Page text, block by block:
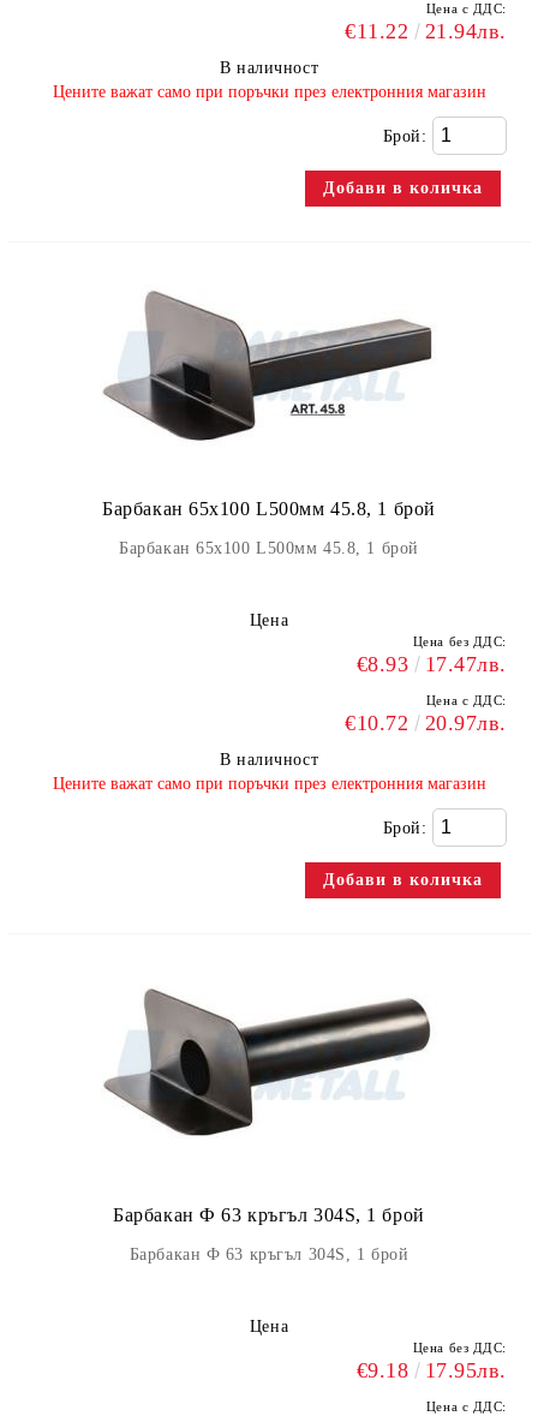
Цена с ДДС:
€11.22 21.94лв.
В наличност
​Цените важат само при поръчки през електронния магазин
Брой:
Барбакан 65х100 L500мм 45.8, 1 брой
Барбакан 65х100 L500мм 45.8, 1 брой
Цена
Цена без ДДС:
€8.93 17.47лв.
Цена с ДДС:
€10.72 20.97лв.
В наличност
​Цените важат само при поръчки през електронния магазин
Брой:
Барбакан Ф 63 кръгъл 304S, 1 брой
Барбакан Ф 63 кръгъл 304S, 1 брой
Цена
Цена без ДДС:
€9.18 17.95лв.
Цена с ДДС: